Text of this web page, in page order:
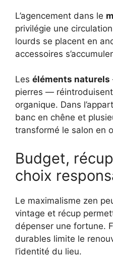
L’agencement dans le
privilégie une
lourds se placent en
accessoires
Les éléments naturels
pierres —
organique. Dans
banc en chêne et
transformé le salon en
Budget,
choix
Le maximalisme zen
vintage et récup
dépenser une fortune.
durables limite le
l’identité du lieu.